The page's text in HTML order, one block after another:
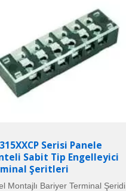
Serisi Panele
Sabit Tip Engelleyici
Şeritleri
Montajlı Bariyer Terminal Şeridi